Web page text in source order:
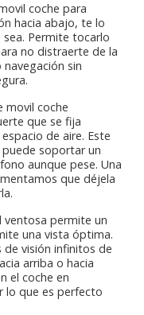
coche para
hacia abajo, te lo
Permite tocarlo
no distraerte de la
sin
movil coche
que se fija
de aire. Este
soportar un
aunque pese. Una
que déjela
ventosa permite un
una vista óptima.
visión infinitos de
arriba o hacia
el coche en
lo que es perfecto